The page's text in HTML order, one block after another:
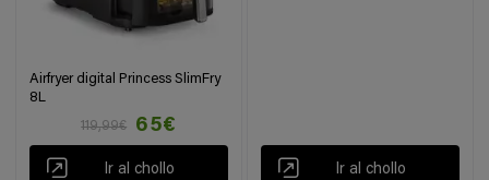
Airfryer digital Princess SlimFry
8L
119,99€
65€
Ir al chollo Ir al chollo